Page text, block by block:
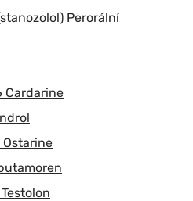
Perorální
Cardarine
Ostarine